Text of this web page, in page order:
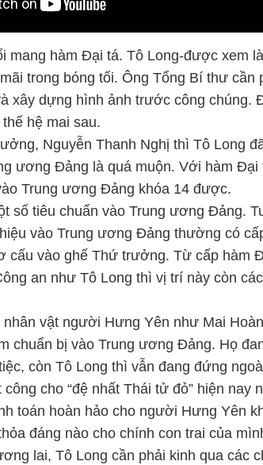
mang hàm Đại tá. Tô Long-được xem
trong bóng tối. Ông Tổng Bí thư cần
xây dựng hình ảnh trước công chúng.
hệ mai sau.
Nguyễn Thanh Nghị thì Tô Long
ương Đảng là quá muộn. Với hàm Đại
Trung ương Đảng khóa 14 được.
số tiêu chuẩn vào Trung ương Đảng.
vào Trung ương Đảng thường có
cấu vào ghế Thứ trưởng. Từ cấp hàm
an như Tô Long thì vị trí này còn
vật người Hưng Yên như Mai
chuẩn bị vào Trung ương Đảng. Họ
còn Tô Long thì vẫn đang đứng
cho “đệ nhất Thái tử đỏ” hiện nay
toán hoàn hảo cho người Hưng Yên
đáng nào cho chính con trai của
lai, Tô Long cần phải kinh qua các